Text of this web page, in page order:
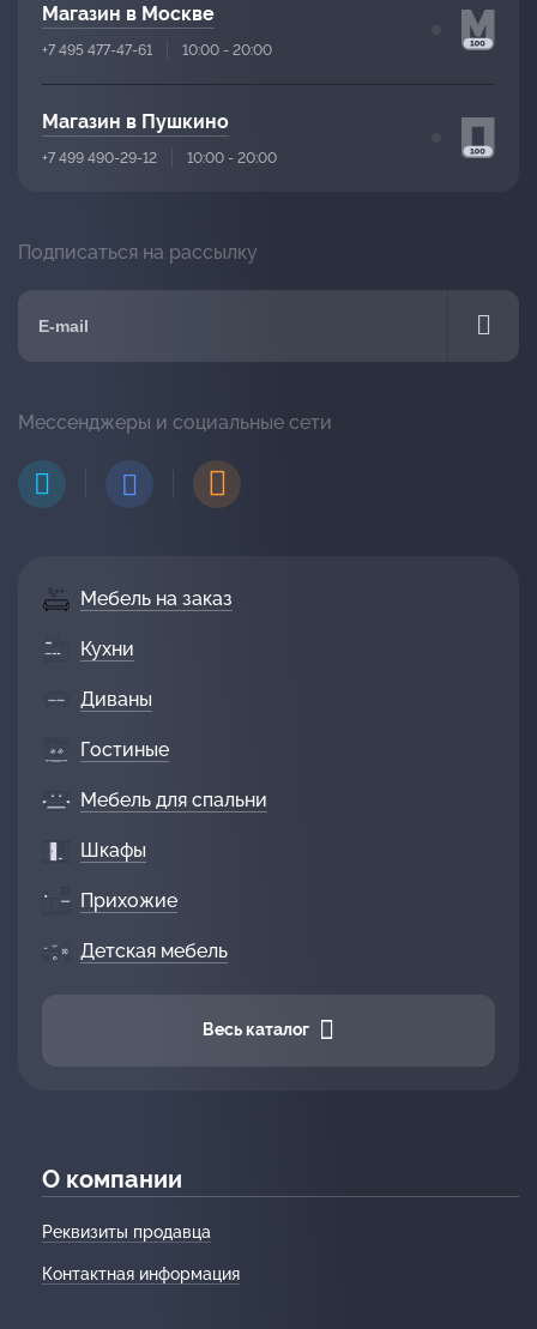
Мебель на заказ
Кухни
Диваны
Гостиные
Мебель для спальни
Шкафы
Прихожие
Детская мебель
Весь каталог
О компании
Реквизиты продавца
Контактная информация
Магазин в Москве
+7 495 477-47-61 10:00 - 20:00
Магазин в Пушкино
+7 499 490-29-12 10:00 - 20:00
Подписаться на рассылку
Мессенджеры и социальные сети